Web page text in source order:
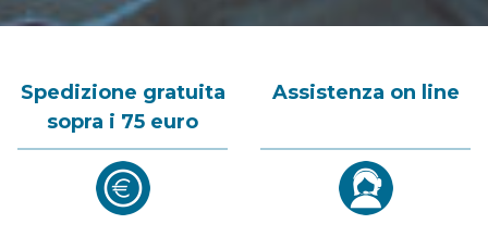
Spedizione gratuita
sopra i 75 euro
Assistenza on line